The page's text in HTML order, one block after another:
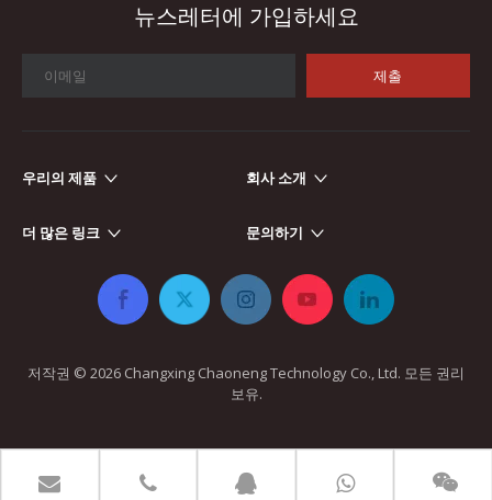
자동차 전자
뉴스레터에 가입하세요
제출
우리의 제품 회사 소개
더 많은 링크 문의하기
저작권 © 2026 ​​​​​​​ Changxing Chaoneng Technology Co., Ltd. 모든 권리
보유.​​​​​​​